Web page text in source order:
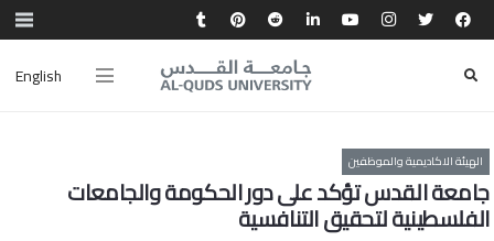
English
الهيئة الاكاديمية والموظفين
جامعة القدس تؤكد على دور الحكومة والجامعات
الفلسطينية لتحقيق التنافسية